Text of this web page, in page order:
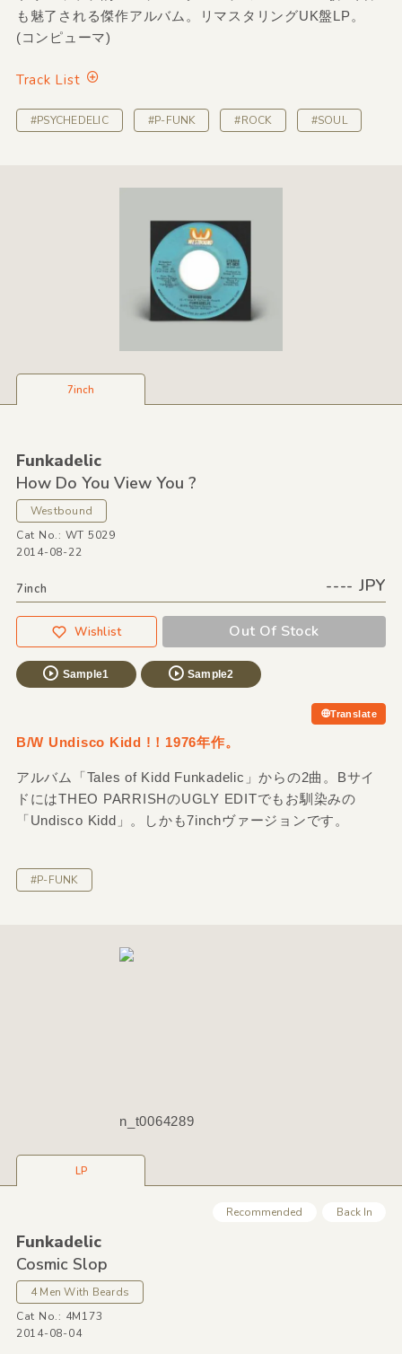
も魅了される傑作アルバム。リマスタリングUK盤LP。
(コンピューマ)
Track List
#PSYCHEDELIC #P-FUNK #ROCK #SOUL
7inch
Funkadelic
How Do You View You ?
Westbound
Cat No.: WT 5029
2014-08-22
7inch ---- JPY
Wishlist Out Of Stock
Sample1 Sample2
Translate
B/W Undisco Kidd !！1976年作。
アルバム「Tales of Kidd Funkadelic」からの2曲。Bサイ
ドにはTHEO PARRISHのUGLY EDITでもお馴染みの
「Undisco Kidd」。しかも7inchヴァージョンです。
#P-FUNK
n_t0064289
LP
Recommended Back In
Funkadelic
Cosmic Slop
4 Men With Beards
Cat No.: 4M173
2014-08-04